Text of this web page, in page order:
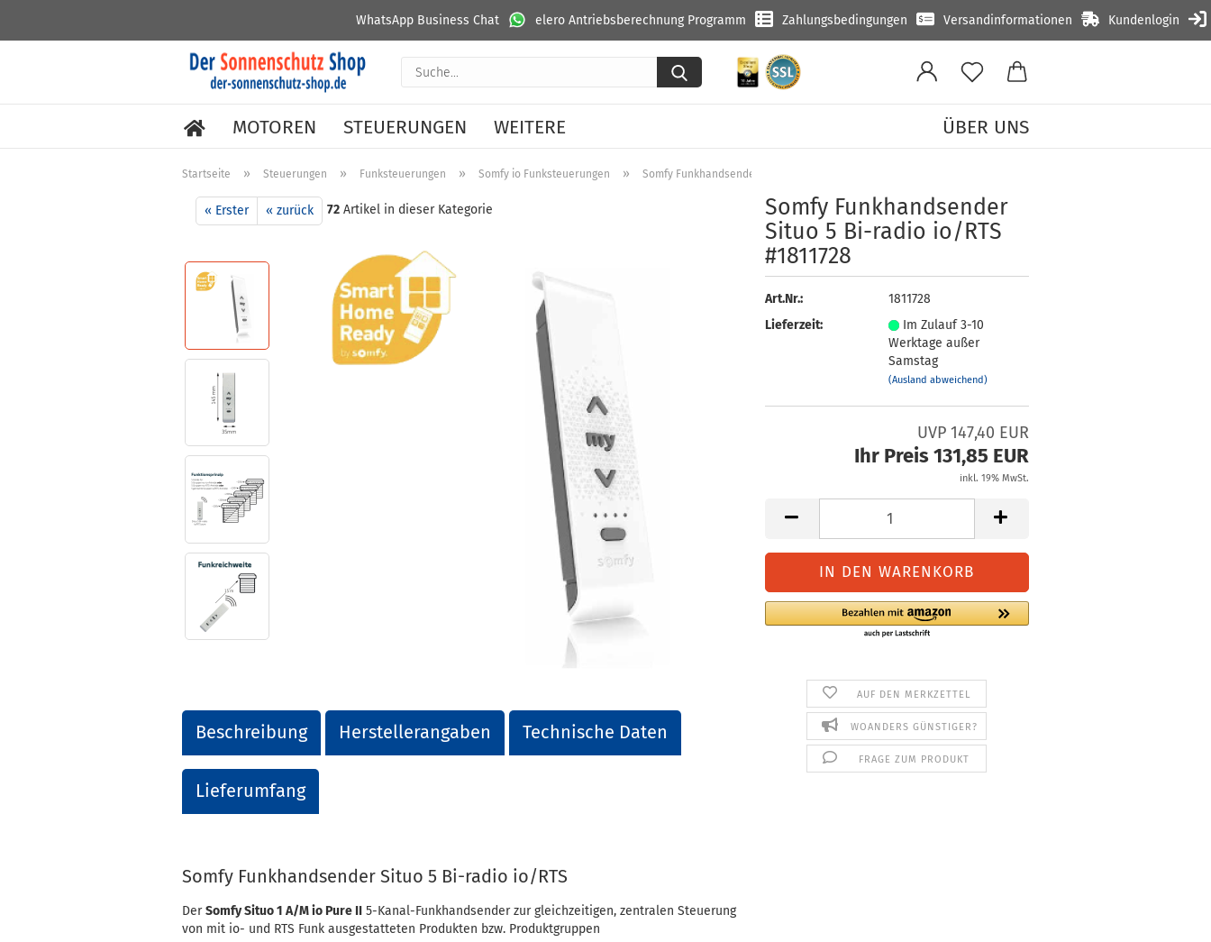
Kundenlogin
Versandinformationen
Zahlungsbedingungen
elero Antriebsberechnung Programm
WhatsApp Business Chat
Suche...
MOTOREN STEUERUNGEN ÜBER UNS
WEITERE
Startseite » Steuerungen » Funksteuerungen » Somfy io Funksteuerungen » Somfy Funkhandsender Situo 5 Bi-radio io/RTS #1811728
« Erster « zurück 72 Artikel in dieser Kategorie
Somfy Funk­hand­sen­der
Situo 5 Bi-​radio io/RTS
#1811728
Art.Nr.:
1811728
Lieferzeit:
Im Zulauf 3-10
Werktage außer
Samstag
(Ausland abweichend)
UVP 147,40 EUR
Ihr Preis 131,85 EUR
inkl. 19% MwSt.
AUF DEN MERKZETTEL
WOANDERS GÜNSTIGER?
FRAGE ZUM PRODUKT
Beschreibung Herstellerangaben Technische Daten
Lieferumfang
Somfy Funkhandsender Situo 5 Bi-radio io/RTS
DerSomfy Situo 1 A/M io Pure II 5-Kanal-Funkhandsender zur gleichzeitigen, zentralen Steuerung
von mit io- und RTS Funk ausgestatteten Produkten bzw. Produktgruppen